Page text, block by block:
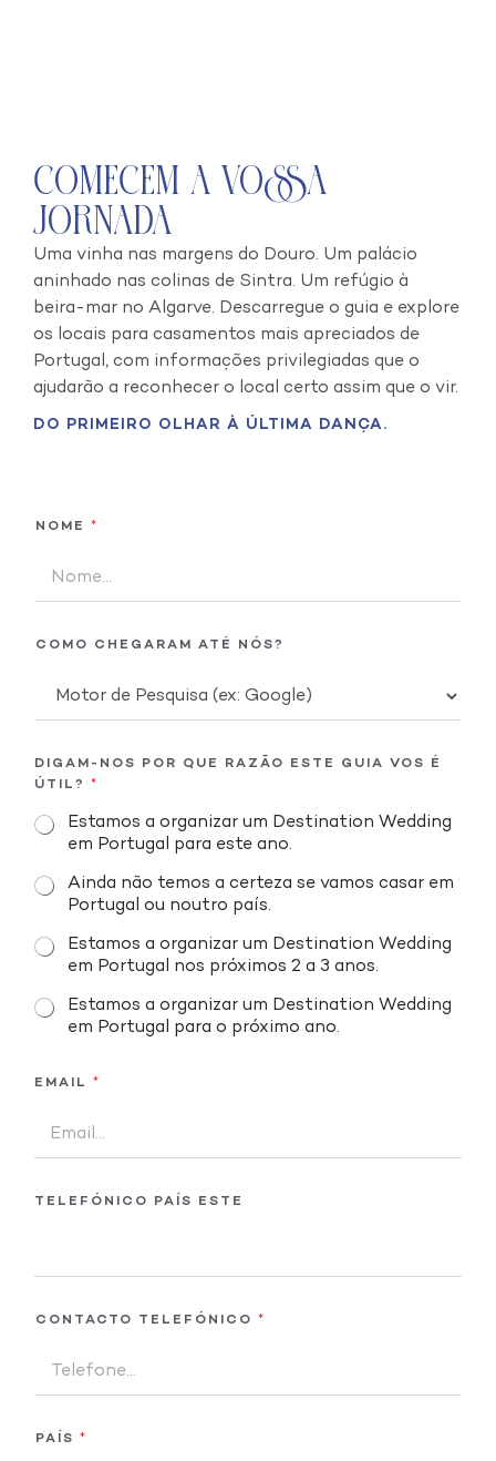
Comecem a Vossa
Jornada
Uma vinha nas margens do Douro. Um palácio
aninhado nas colinas de Sintra. Um refúgio à
beira-mar no Algarve. Descarregue o guia e explore
os locais para casamentos mais apreciados de
Portugal, com informações privilegiadas que o
ajudarão a reconhecer o local certo assim que o vir.
DO PRIMEIRO OLHAR À ÚLTIMA DANÇA.
NOME *
COMO CHEGARAM ATÉ NÓS?
DIGAM-NOS POR QUE RAZÃO ESTE GUIA VOS É
ÚTIL? *
Estamos a organizar um Destination Wedding
em Portugal para este ano.
Ainda não temos a certeza se vamos casar em
Portugal ou noutro país.
Estamos a organizar um Destination Wedding
em Portugal nos próximos 2 a 3 anos.
Estamos a organizar um Destination Wedding
em Portugal para o próximo ano.
EMAIL *
TELEFÓNICO PAÍS ESTE
CONTACTO TELEFÓNICO *
PAÍS *